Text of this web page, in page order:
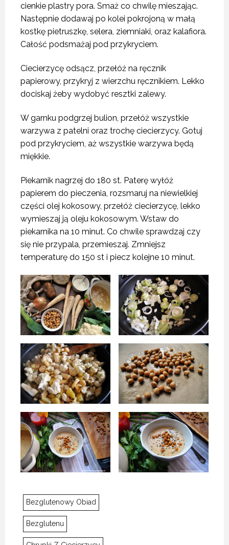
cienkie plastry pora. Smaż co chwilę mieszając.
Następnie dodawaj po kolei pokrojoną w małą
kostkę pietruszkę, selera, ziemniaki, oraz kalafiora.
Całość podsmażaj pod przykryciem.
Ciecierzycę odsącz, przełóż na ręcznik
papierowy, przykryj z wierzchu ręcznikiem. Lekko
dociskaj żeby wydobyć resztki zalewy.
W garnku podgrzej bulion, przełóż wszystkie
warzywa z patelni oraz trochę ciecierzycy. Gotuj
pod przykryciem, aż wszystkie warzywa będą
miękkie.
Piekarnik nagrzej do 180 st. Paterę wyłóż
papierem do pieczenia, rozsmaruj na niewielkiej
części olej kokosowy, przełóż ciecierzycę, lekko
wymieszaj ją oleju kokosowym. Wstaw do
piekarnika na 10 minut. Co chwile sprawdzaj czy
się nie przypala, przemieszaj. Zmniejsz
temperaturę do 150 st i piecz kolejne 10 minut.
Bezglutenowy Obiad
Bezglutenu